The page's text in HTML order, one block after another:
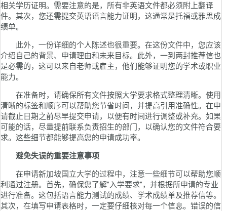
相关学历证明。需要注意的是，所有非英语文件都必须附上翻译
件。其次，您还需提交英语语言能力证明，这通常是托福或雅思成
绩单。
此外，一份详细的个人陈述也很重要。在这份文件中，您应该
介绍自己的背景、申请理由和未来目标。此外，一到两封推荐信也
是必需的，这可以来自老师或雇主，他们能够证明您的学术或职业
能力。
在准备时，请确保所有文件按照大学要求格式整理清晰。使用
清晰的标签和顺序可以帮助您节省时间，并提高引用准确性。在申
请截止日期之前尽早提交申请，以便有时间进行调整或补充。如果
可能的话，尽量提前联系负责招生的部门，以确认您的文件符合要
求。这些细节都能够提高您的申请成功率。
避免失误的重要注意事项
在申请新加坡国立大学的过程中，注意一些细节可以帮助您顺
利通过注册。首先，确保您了解”入学要求”，并根据所申请的专业
进行准备。这包括语言能力测试的成绩、学术成绩单及推荐信等。
其次，在填写申请表格时，一定要仔细核对每一个信息。错误的信